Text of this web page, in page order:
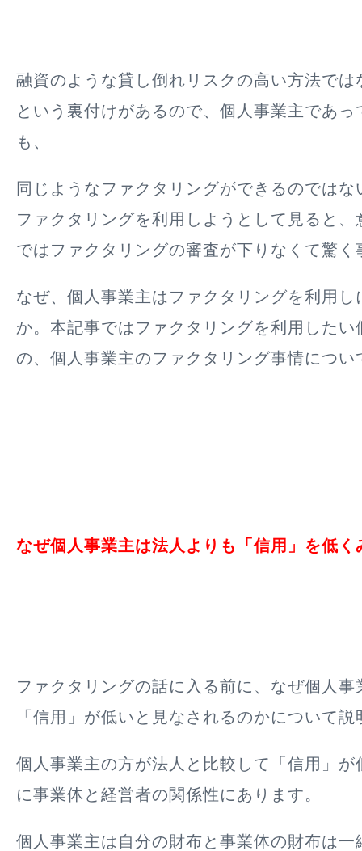
融資のような貸し倒れリスクの高い方法では
という裏付けがあるので、個人事業主であ
も、
同じようなファクタリングができるのでは
ファクタリングを利用しようとして見ると
ではファクタリングの審査が下りなくて驚く
なぜ、個人事業主はファクタリングを利用し
か。本記事ではファクタリングを利用したい
の、個人事業主のファクタリング事情につい
なぜ個人事業主は法人よりも「信用」を低く
ファクタリングの話に入る前に、なぜ個人
「信用」が低いと見なされるのかについて
個人事業主の方が法人と比較して「信用」が
に事業体と経営者の関係性にあります。
個人事業主は自分の財布と事業体の財布は一